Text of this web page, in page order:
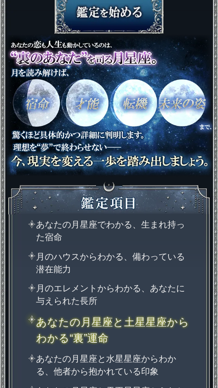
あなたの月星座でわかる、生まれ持っ
た宿命
月のハウスからわかる、備わっている
潜在能力
月のエレメントからわかる、あなたに
与えられた長所
あなたの月星座と土星星座から
わかる“裏”運命
あなたの月星座と水星星座からわか
る、他者から抱かれている印象